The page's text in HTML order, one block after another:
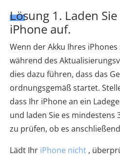
Lösung 1. Laden
iPhone auf.
Wenn der Akku Ihres
während des
dies dazu führen, dass das
ordnungsgemäß startet.
dass Ihr iPhone an ein
und laden Sie es mindestens
zu prüfen, ob es
Lädt Ihr iPhone nicht ,